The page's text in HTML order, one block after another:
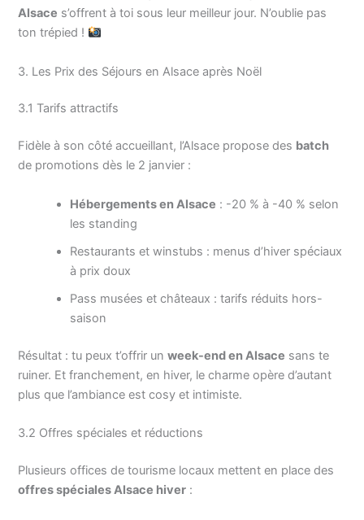
Alsace s’offrent à toi sous leur meilleur jour. N’oublie pas
ton trépied !
3. Les Prix des Séjours en Alsace après Noël
3.1 Tarifs attractifs
Fidèle à son côté accueillant, l’Alsace propose des batch
de promotions dès le 2 janvier :
Hébergements en Alsace : -20 % à -40 % selon
les standing
Restaurants et winstubs : menus d’hiver spéciaux
à prix doux
Pass musées et châteaux : tarifs réduits hors-
saison
Résultat : tu peux t’offrir unweek-end en Alsace sans te
ruiner. Et franchement, en hiver, le charme opère d’autant
plus que l’ambiance est cosy et intimiste.
3.2 Offres spéciales et réductions
Plusieurs offices de tourisme locaux mettent en place des
offres spéciales Alsace hiver :